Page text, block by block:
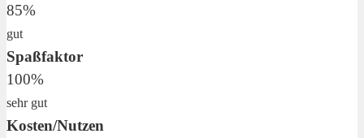
85%
gut
Spaßfaktor
100%
sehr gut
Kosten/Nutzen